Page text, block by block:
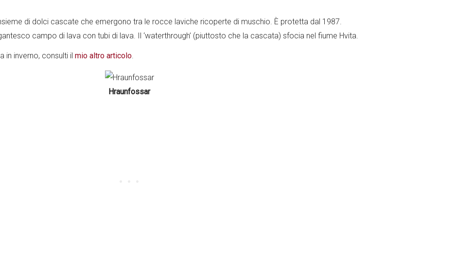
di dolci cascate che emergono tra le rocce laviche ricoperte di muschio. È protetta dal 1987.
campo di lava con tubi di lava. Il ‘waterthrough’ (piuttosto che la cascata) sfocia nel fiume Hvita.
in inverno, consulti il mio altro articolo.
Hraunfossar